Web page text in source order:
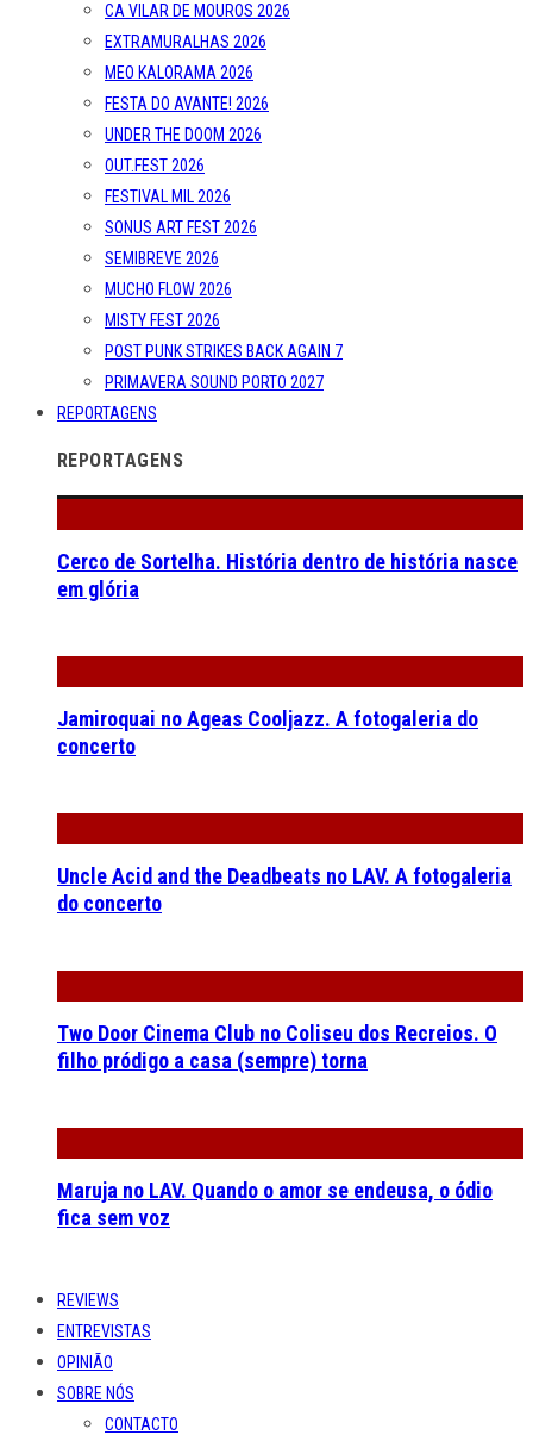
CA VILAR DE MOUROS 2026
EXTRAMURALHAS 2026
MEO KALORAMA 2026
FESTA DO AVANTE! 2026
UNDER THE DOOM 2026
OUT.FEST 2026
FESTIVAL MIL 2026
SONUS ART FEST 2026
SEMIBREVE 2026
MUCHO FLOW 2026
MISTY FEST 2026
POST PUNK STRIKES BACK AGAIN 7
PRIMAVERA SOUND PORTO 2027
REPORTAGENS
REPORTAGENS
Cerco de Sortelha. História dentro de história nasce
em glória
Jamiroquai no Ageas Cooljazz. A fotogaleria do
concerto
Uncle Acid and the Deadbeats no LAV. A fotogaleria
do concerto
Two Door Cinema Club no Coliseu dos Recreios. O
filho pródigo a casa (sempre) torna
Maruja no LAV. Quando o amor se endeusa, o ódio
fica sem voz
REVIEWS
ENTREVISTAS
OPINIÃO
SOBRE NÓS
CONTACTO